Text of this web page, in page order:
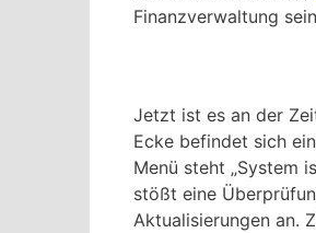
Finanzverwaltung
Jetzt ist es an der
Ecke befindet sich
Menü steht „System
stößt eine
Aktualisierungen an.